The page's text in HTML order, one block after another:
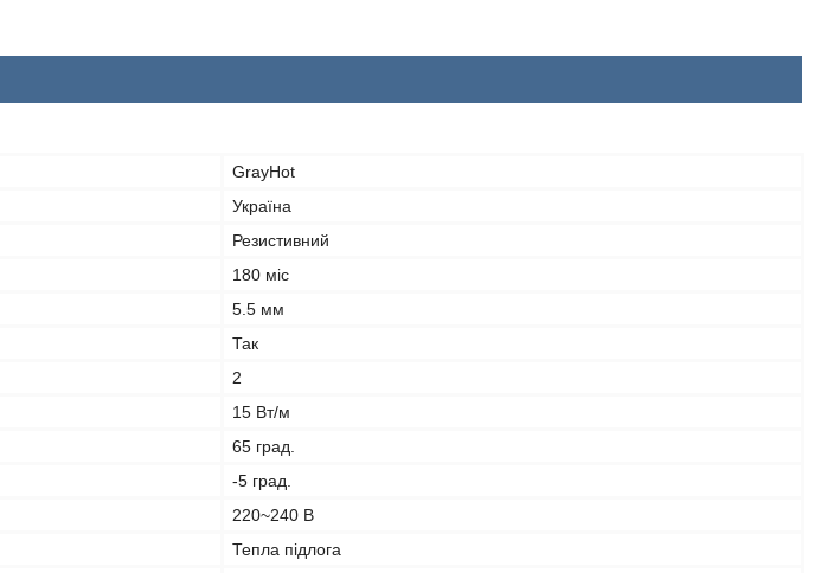
GrayHot
Україна
Резистивний
180 міс
5.5 мм
Так
2
15 Вт/м
65 град.
-5 град.
220~240 В
Тепла підлога